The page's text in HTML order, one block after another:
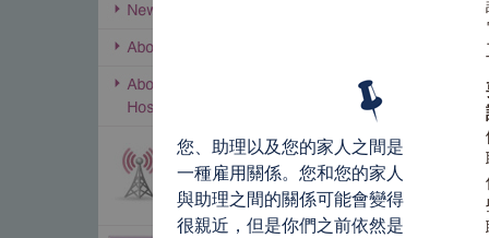
您、助理以及您的家人之間是
一種雇用關係。您和您的家人
與助理之間的關係可能會變得
很親近，但是你們之前依然是